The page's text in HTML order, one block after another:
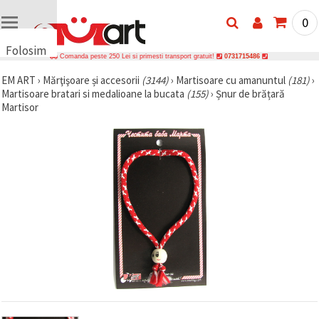
Folosim
uri
🍪 Folosim
cookie-uri
0
Comanda peste 250 Lei si primesti transport gratuit! 0731715486
EM ART › Mărţişoare și accesorii (3144)› Martisoare cu amanuntul (181)›
Martisoare bratari si medalioane la bucata (155)› Șnur de brățară
Martisor